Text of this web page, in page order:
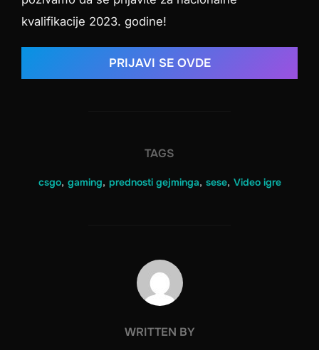
kvalifikacije 2023. godine!
PRIJAVI SE OVDE
TAGS
csgo, gaming, prednosti gejminga, sese, Video igre
POST AUTHOR
WRITTEN BY